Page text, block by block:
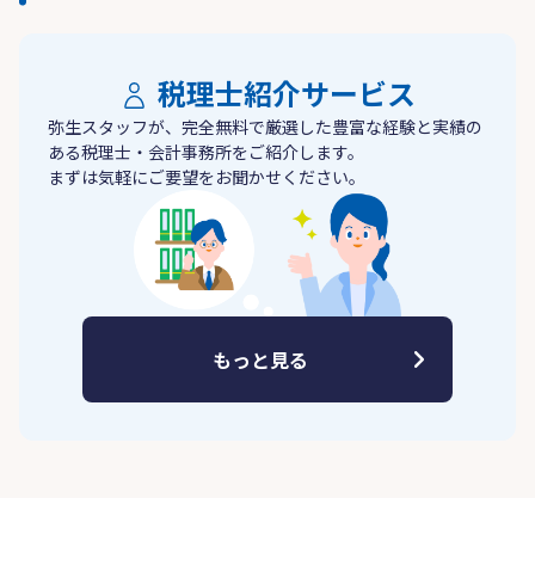
税理士紹介サービス
弥生スタッフが、完全無料で厳選した豊富な経験と実績の
ある税理士・会計事務所をご紹介します。
まずは気軽にご要望をお聞かせください。
もっと見る